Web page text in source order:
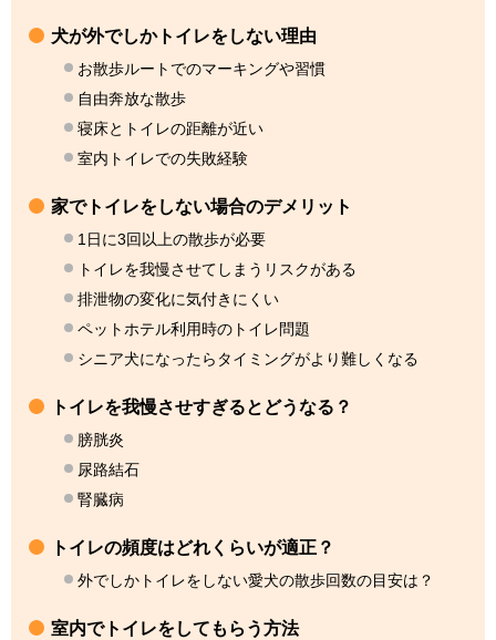
犬が外でしかトイレをしない理由
お散歩ルートでのマーキングや習慣
自由奔放な散歩
寝床とトイレの距離が近い
室内トイレでの失敗経験
家でトイレをしない場合のデメリット
1日に3回以上の散歩が必要
トイレを我慢させてしまうリスクがある
排泄物の変化に気付きにくい
ペットホテル利用時のトイレ問題
シニア犬になったらタイミングがより難しくなる
トイレを我慢させすぎるとどうなる？
膀胱炎
尿路結石
腎臓病
トイレの頻度はどれくらいが適正？
外でしかトイレをしない愛犬の散歩回数の目安は？
室内でトイレをしてもらう方法